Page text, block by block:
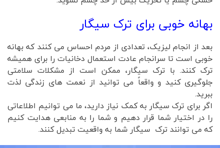
بهانه خوبی برای ترک سیگار
بعد از انجام لیزیک، تعدادی از مردم احساس می كنند كه بهانه
خوبی است تا سرانجام عادت استعمال دخانیات را برای همیشه
ترک کنند. با ترک سیگار، ممکن است از مشکلات سلامتی
جلوگیری کنید و واقعاً می توانید از نعمت های زندگی لذت
ببرید.
اگر برای ترک سیگار به کمک نیاز دارید، ما می توانیم اطلاعاتی
را در اختیار شما قرار دهیم و شما را به منابعی هدایت کنیم
که می توانند ترک سیگار شما به واقعیت تبدیل کنند.